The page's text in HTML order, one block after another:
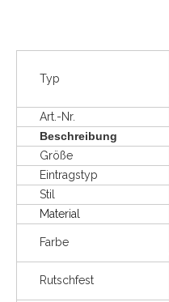
Typ
Art.-Nr.
Beschreibung
Größe
Eintragstyp
Stil
Material
Farbe
Rutschfest